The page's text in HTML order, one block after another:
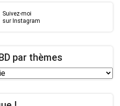
Suivez-moi
sur Instagram
par thèmes